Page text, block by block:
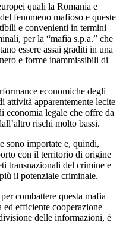
quali la Romania e
fenomeno mafioso e queste
e convenienti in termini
per la “mafia s.p.a.” che
essere assai graditi in una
e forme inammissibili di
economiche degli
attività apparentemente lecite
economia legale che offre da
rischi molto bassi.
sono importate e, quindi,
con il territorio di origine
transnazionali del crimine e
il potenziale criminale.
combattere questa mafia
ed efficiente cooperazione
delle informazioni, è